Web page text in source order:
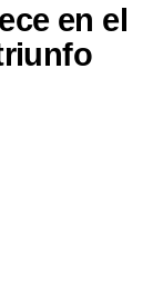
en el